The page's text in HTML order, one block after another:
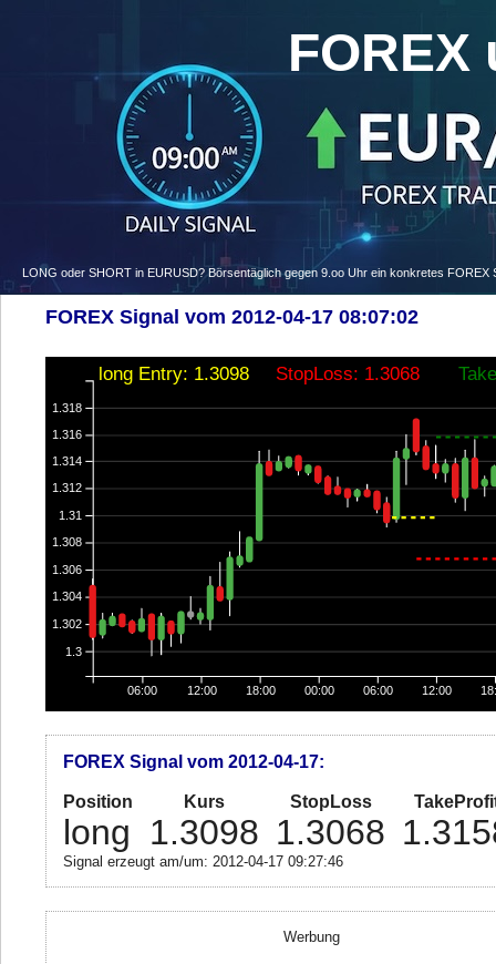
FOREX
LONG oder SHORT in EURUSD? Börsentäglich gegen 9.oo Uhr ein konkretes
FOREX Signal vom 2012-04-17 08:07:02
06:00 12:00 18:00 00:00 06:00 12:00
1.3
1.302
1.304
1.306
1.308
1.31
1.312
1.314
1.316
1.318
long Entry: 1.3098 StopLoss: 1.3068
FOREX Signal vom 2012-04-17:
Position Kurs StopLoss
long 1.3098 1.3068
Signal erzeugt am/um: 2012-04-17 09:27:46
Werbung